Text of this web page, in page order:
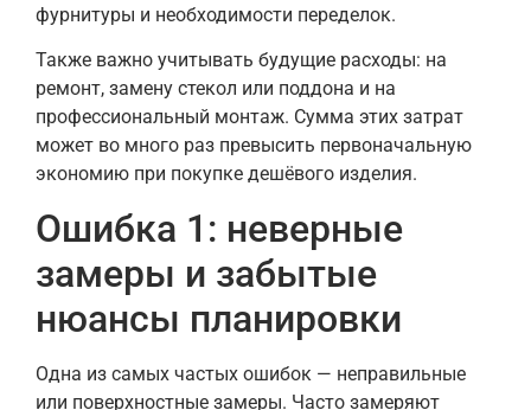
фурнитуры и необходимости переделок.
Также важно учитывать будущие расходы: на
ремонт, замену стекол или поддона и на
профессиональный монтаж. Сумма этих затрат
может во много раз превысить первоначальную
экономию при покупке дешёвого изделия.
Ошибка 1: неверные
замеры и забытые
нюансы планировки
Одна из самых частых ошибок — неправильные
или поверхностные замеры. Часто замеряют